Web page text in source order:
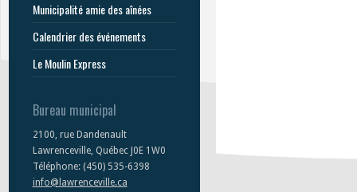
Municipalité amie des aînées
Calendrier des événements
Le Moulin Express
Bureau municipal
2100, rue Dandenault
Lawrenceville, Québec J0E 1W0
Téléphone: (450) 535-6398
info@lawrenceville.ca